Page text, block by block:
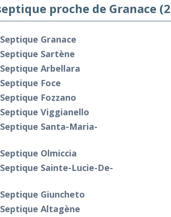
proche de Granace
Granace
Sartène
Arbellara
Foce
Fozzano
Viggianello
Santa-Maria-
Olmiccia
Sainte-Lucie-De-
Giuncheto
Altagène